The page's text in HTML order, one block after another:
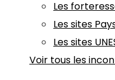
Les
Les sites
Les sites
Voir tous les